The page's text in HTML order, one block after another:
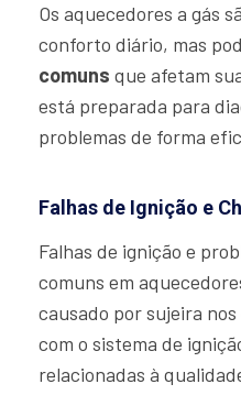
Os aquecedores a gás
conforto diário, mas
comuns que afetam
está preparada para
problemas de forma
Falhas de Ignição e
Falhas de ignição e
comuns em
causado por sujeira
com o sistema de
relacionadas à